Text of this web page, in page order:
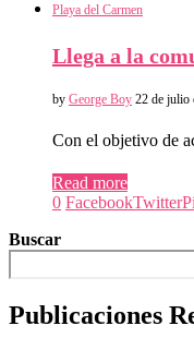
Playa del Carmen
Llega a la
by George Boy 22 de julio
Con el objetivo de
Read more
0 FacebookTwitter
Buscar
Publicaciones